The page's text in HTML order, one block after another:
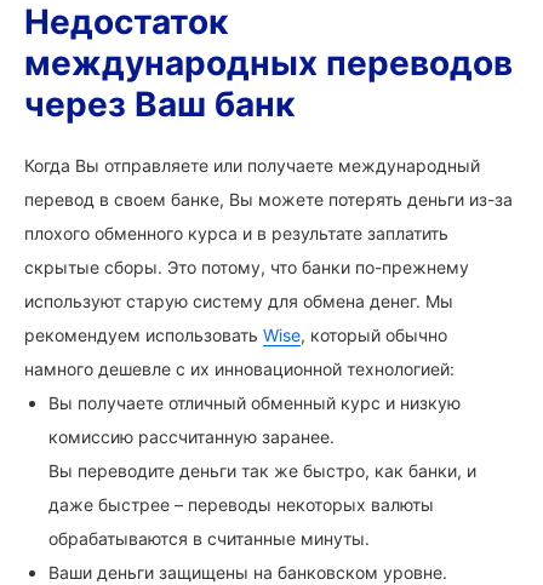
Недостаток
международных переводов
через Ваш банк
Когда Вы отправляете или получаете международный
перевод в своем банке, Вы можете потерять деньги из-за
плохого обменного курса и в результате заплатить
скрытые сборы. Это потому, что банки по-прежнему
используют старую систему для обмена денег. Мы
рекомендуем использовать Wise, который обычно
намного дешевле с их инновационной технологией:
Вы получаете отличный обменный курс и низкую
комиссию рассчитанную заранее.
Вы переводите деньги так же быстро, как банки, и
даже быстрее – переводы некоторых валюты
обрабатываются в считанные минуты.
Ваши деньги защищены на банковском уровне.